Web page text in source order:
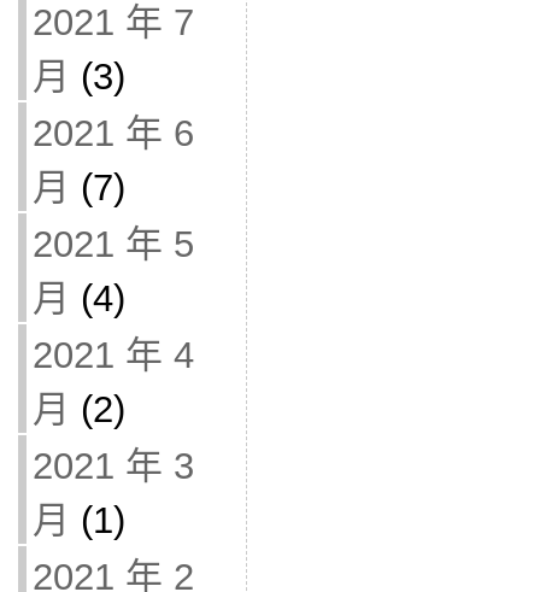
2021 年 7
月 (3)
2021 年 6
月 (7)
2021 年 5
月 (4)
2021 年 4
月 (2)
2021 年 3
月 (1)
2021 年 2